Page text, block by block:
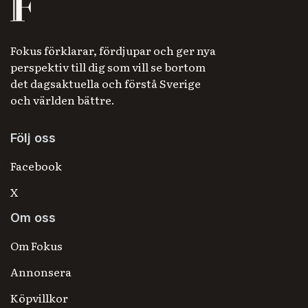
Fokus förklarar, fördjupar och ger nya
perspektiv till dig som vill se bortom
det dagsaktuella och förstå Sverige
och världen bättre.
Följ oss
Facebook
X
Om oss
Om Fokus
Annonsera
Köpvillkor